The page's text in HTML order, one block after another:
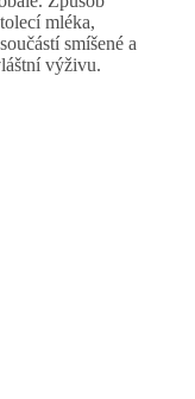
mléka,
smíšené a
výživu.